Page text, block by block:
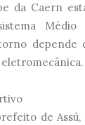
da Caern
depende
de Assú,